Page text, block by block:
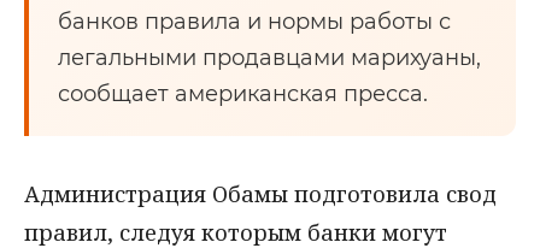
банков правила и нормы работы с
легальными продавцами марихуаны,
сообщает американская пресса.
Администрация Обамы подготовила свод
правил, следуя которым банки могут